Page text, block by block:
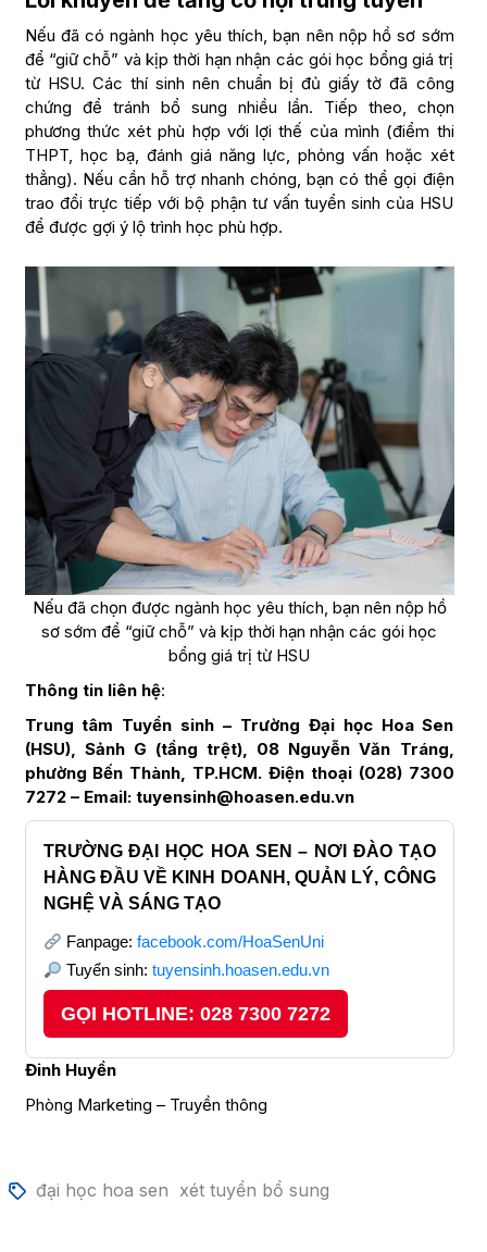
Nếu đã có ngành học yêu thích, bạn nên nộp hồ sơ sớm
để “giữ chỗ” và kịp thời hạn nhận các gói học bổng giá trị
từ HSU. Các thí sinh nên chuẩn bị đủ giấy tờ đã công
chứng để tránh bổ sung nhiều lần. Tiếp theo, chọn
phương thức xét phù hợp với lợi thế của mình (điểm thi
THPT, học bạ, đánh giá năng lực, phỏng vấn hoặc xét
thẳng). Nếu cần hỗ trợ nhanh chóng, bạn có thể gọi điện
trao đổi trực tiếp với bộ phận tư vấn tuyển sinh của HSU
để được gợi ý lộ trình học phù hợp.
Nếu đã chọn được ngành học yêu thích, bạn nên nộp hồ
sơ sớm để “giữ chỗ” và kịp thời hạn nhận các gói học
bổng giá trị từ HSU
Thông tin liên hệ:
Trung tâm Tuyển sinh – Trường Đại học Hoa Sen
(HSU), Sảnh G (tầng trệt), 08 Nguyễn Văn Tráng,
phường Bến Thành, TP.HCM. Điện thoại (028) 7300
7272 – Email: tuyensinh@hoasen.edu.vn
TRƯỜNG ĐẠI HỌC HOA SEN – NƠI ĐÀO TẠO
HÀNG ĐẦU VỀ KINH DOANH, QUẢN LÝ, CÔNG
NGHỆ VÀ SÁNG TẠO
Fanpage: facebook.com/HoaSenUni
Tuyển sinh: tuyensinh.hoasen.edu.vn
GỌI HOTLINE: 028 7300 7272
Đinh Huyền
Phòng Marketing – Truyền thông
đại học hoa sen xét tuyển bổ sung